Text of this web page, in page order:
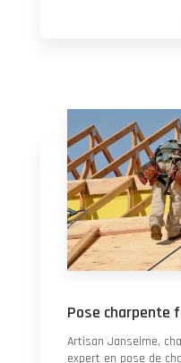
Pose charpente
Artisan Janselme,
expert en pose de